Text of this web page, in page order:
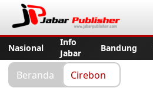
Nasional
Info
Jabar
Bandung
Beranda Cirebon